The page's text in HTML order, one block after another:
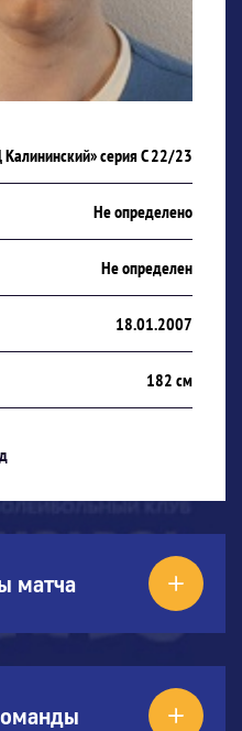
серия С 22/23
Не определено
Не определен
18.01.2007
182 см
матча